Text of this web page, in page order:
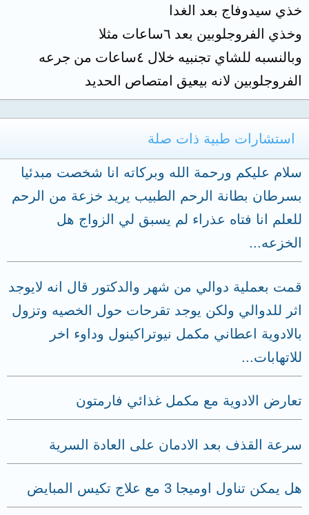
خذي سيدوفاج بعد الغدا
وخذي الفروجلوبين بعد ٦ساعات مثلا
وبالنسبه للشاي تجنبيه خلال ٤ساعات من جرعه
الفروجلوبين لانه بيعيق امتصاص الحديد
استشارات طبية ذات صلة
سلام عليكم ورحمة الله وبركاته انا شخصت مبدئيا
بسرطان بطانة الرحم الطبيب يريد خزعة من الرحم
للعلم انا فتاه عذراء لم يسبق لي الزواج هل
الخزعه...
قمت بعملية دوالي من شهر والدكتور قال انه لايوجد
اثر للدوالي ولكن يوجد تقرحات حول الخصيه وتزول
بالادوية اعطاني مكمل نيوتراكينول وداوء اخر
للاتهابات...
تعارض الادوية مع مكمل غذائي فارمتون
سرعة القذف بعد الادمان على العادة السرية
هل يمكن تناول اوميجا 3 مع علاج تكيس المبايض